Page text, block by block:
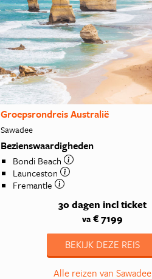
Groepsrondreis Australië
Sawadee
Bezienswaardigheden
Bondi Beach
Launceston
Fremantle
30 dagen incl ticket
va € 7199
BEKIJK DEZE REIS
Alle reizen van Sawadee